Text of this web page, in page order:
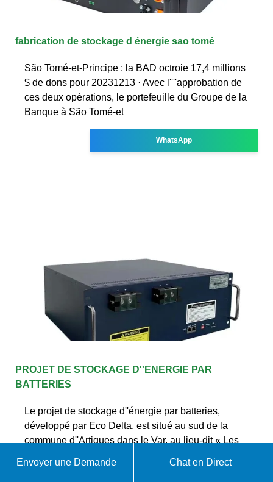
fabrication de stockage d énergie sao tomé
São Tomé-et-Principe : la BAD octroie 17,4 millions
$ de dons pour 20231213 · Avec l''''approbation de
ces deux opérations, le portefeuille du Groupe de la
Banque à São Tomé-et
WhatsApp
PROJET DE STOCKAGE D''ENERGIE PAR
BATTERIES
Le projet de stockage d''énergie par batteries,
développé par Eco Delta, est situé au sud de la
commune d''Artigues dans le Var, au lieu-dit « Les
Envoyer une Demande Chat en Direct